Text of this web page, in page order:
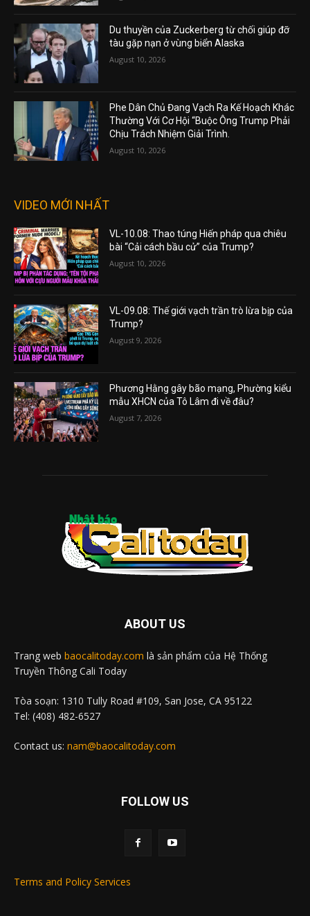
Du thuyền của Zuckerberg từ chối giúp đỡ
tàu gặp nạn ở vùng biển Alaska
August 10, 2026
Phe Dân Chủ Đang Vạch Ra Kế Hoạch Khác
Thường Với Cơ Hội “Buộc Ông Trump Phải
Chịu Trách Nhiệm Giải Trình.
August 10, 2026
VIDEO MỚI NHẤT
VL-10.08: Thao túng Hiến pháp qua chiêu
bài “Cải cách bầu cử” của Trump?
August 10, 2026
VL-09.08: Thế giới vạch trần trò lừa bịp của
Trump?
August 9, 2026
Phương Hằng gây bão mạng, Phường kiểu
mẫu XHCN của Tô Lâm đi về đâu?
August 7, 2026
ABOUT US
Trang web baocalitoday.com là sản phẩm của Hệ Thống
Truyền Thông Cali Today
Tòa soạn: 1310 Tully Road #109, San Jose, CA 95122
Tel: (408) 482-6527
Contact us: nam@baocalitoday.com
FOLLOW US
Terms and Policy Services